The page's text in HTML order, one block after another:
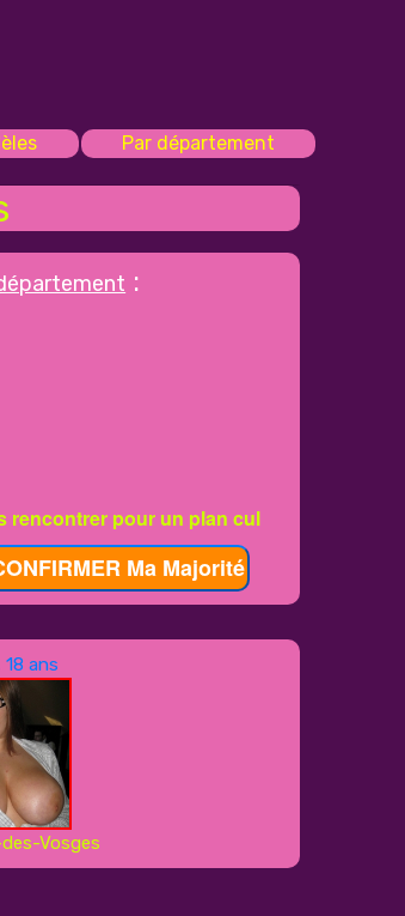
Par département
:
rencontrer pour un plan cul
Ma Majorité
18 ans
Vosges